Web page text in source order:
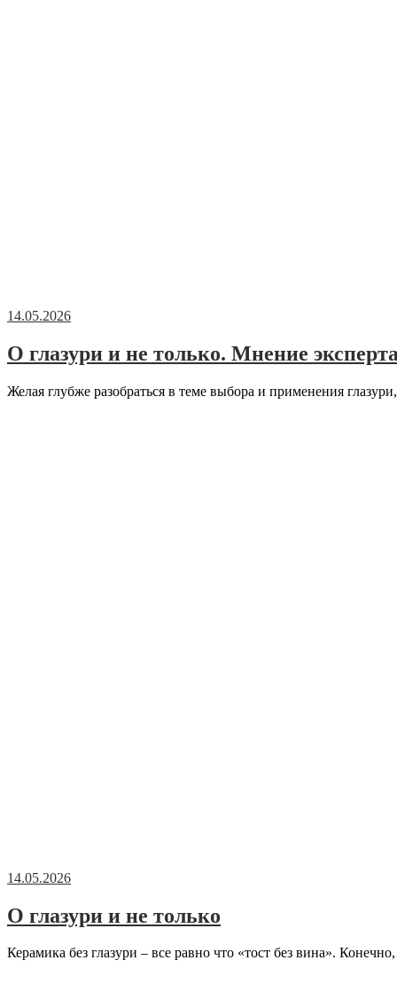
14.05.2026
О глазури и не только. Мнение
Желая глубже разобраться в теме выбора и применения
14.05.2026
О глазури и не только
Керамика без глазури – все равно что «тост без вина». Конечно,